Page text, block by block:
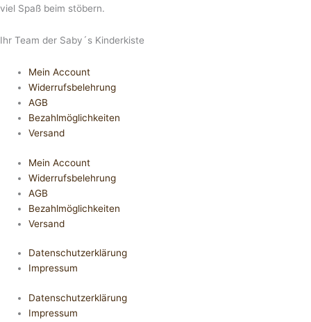
viel Spaß beim stöbern.
Ihr Team der Saby´s Kinderkiste
Mein Account
Widerrufsbelehrung
AGB
Bezahlmöglichkeiten
Versand
Mein Account
Widerrufsbelehrung
AGB
Bezahlmöglichkeiten
Versand
Datenschutzerklärung
Impressum
Datenschutzerklärung
Impressum